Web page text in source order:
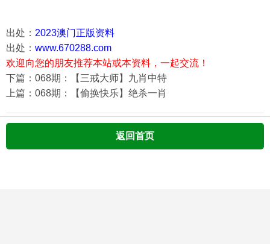
出处： 2023澳门正版资料
出处： www.670288.com
欢迎向您的朋友推荐本站或本资料，一起交流！
下篇：068期：【三戒大师】九肖中特
上篇：068期：【偷换快乐】绝杀一肖
返回首页